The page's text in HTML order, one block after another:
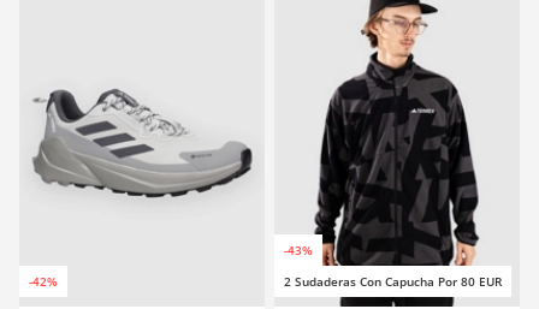
-42%
-43%
2 Sudaderas Con Capucha Por 80 EUR